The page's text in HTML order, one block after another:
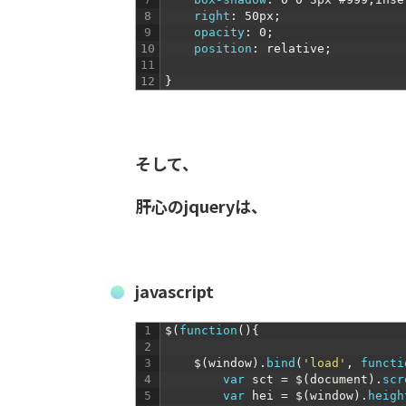
8
9
10
11
12
right : 50px ;
opacity : 0 ;
position : relative ;
}
そして、
肝心のjqueryは、
javascript
1
2
3
4
5
$ ( function ( ) {
$ ( window ) . bind ( 'load' ,
var sct = $ ( document ) .
var
hei = $ ( window ) .